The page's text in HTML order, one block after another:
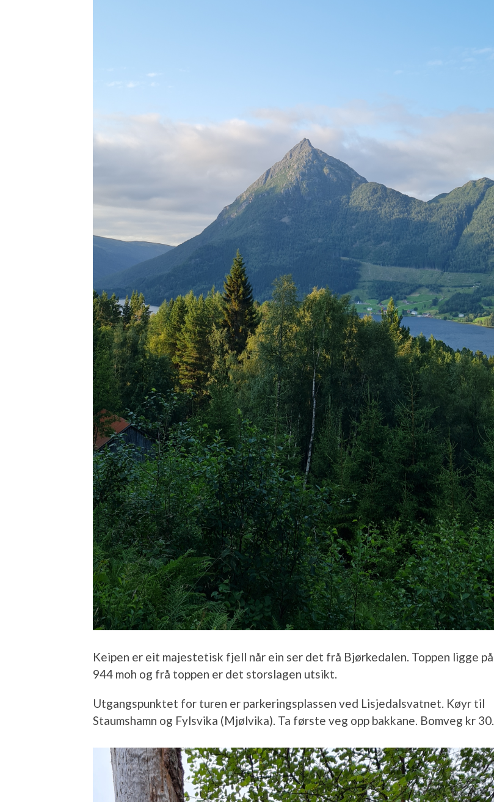
Keipen er eit majestetisk fjell når ein ser det frå Bjørkedalen. Toppen ligge på
944 moh og frå toppen er det storslagen utsikt.
Utgangspunktet for turen er parkeringsplassen ved Lisjedalsvatnet. Køyr til
Staumshamn og Fylsvika (Mjølvika). Ta første veg opp bakkane. Bomveg kr 30.